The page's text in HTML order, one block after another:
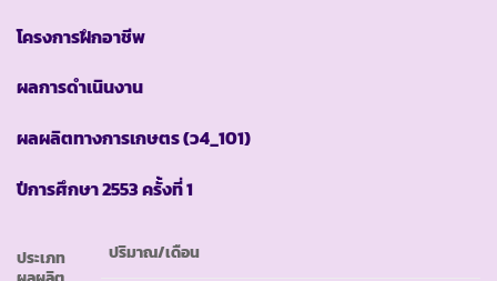
โครงการฝึกอาชีพ
ผลการดำเนินงาน
ผลผลิตทางการเกษตร(ว4_101)
ปีการศึกษา2553 ครั้งที่ 1
ประเภท
ปริมาณ/เดือน